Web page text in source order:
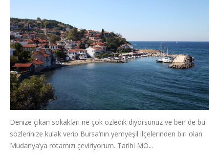
Denize çıkan sokakları ne çok özledik diyorsunuz ve ben de bu
sözlerinize kulak verip Bursa’nın yemyeşil ilçelerinden biri olan
Mudanya’ya rotamızı çeviriyorum. Tarihi MÖ...